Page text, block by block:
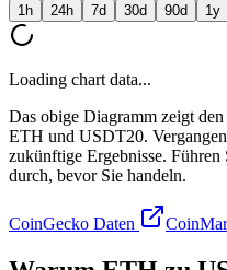
1h 24h 7d 30d 90d 1y
Loading chart data...
Das obige Diagramm zeigt
ETH und USDT20.
zukünftige Ergebnisse. Führen
durch, bevor Sie handeln.
CoinGecko Daten